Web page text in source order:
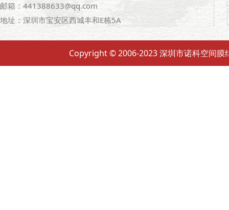
邮箱：441388633@qq.com
地址：深圳市宝安区西城丰和E栋5A
Copyright © 2006-2023 深圳市诺科空间